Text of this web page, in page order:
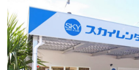
EduTech
IT Times
生成式AI與雲端應用